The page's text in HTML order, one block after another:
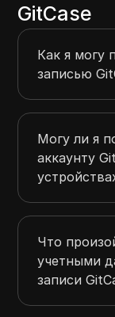
GitCase
Как я могу
записью
Могу ли я
аккаунту
Что
учетными
записи